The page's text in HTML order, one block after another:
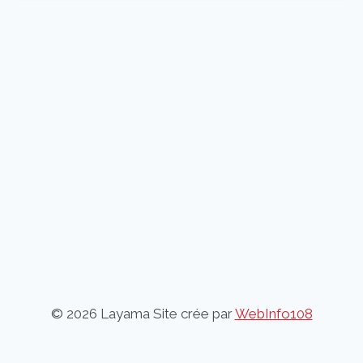
© 2026 Layama Site crée parWebInfo108